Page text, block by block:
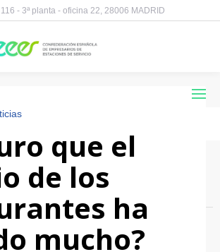
- 3ª planta - oficina 22, 28006 MADRID
que el
de los
ha
mucho?